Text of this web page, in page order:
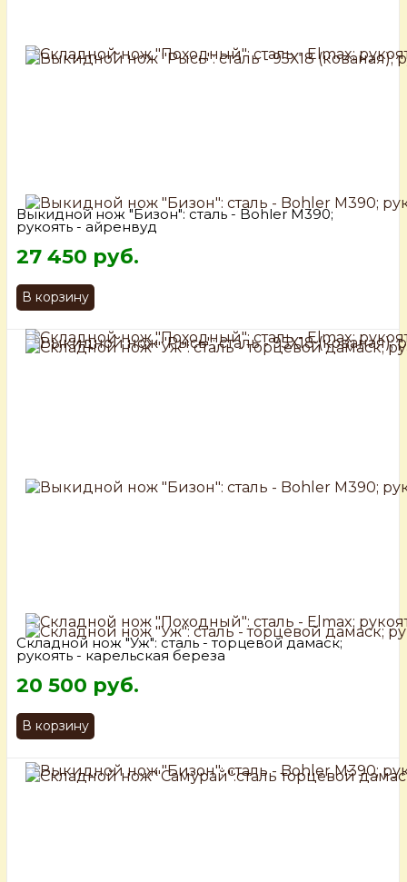
Выкидной нож "Бизон": сталь - Bohler М390;
рукоять - айренвуд
27 450 руб.
В корзину
Складной нож "Уж": сталь - торцевой дамаск;
рукоять - карельская береза
20 500 руб.
В корзину